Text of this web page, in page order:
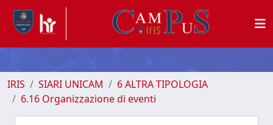
IRIS SIARI UNICAM
6 ALTRA TIPOLOGIA
6.16 Organizzazione di eventi